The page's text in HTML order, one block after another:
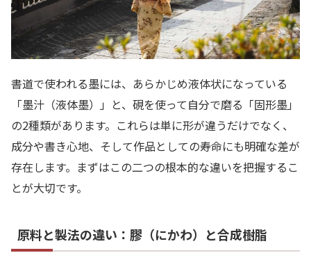
書道で使われる墨には、あらかじめ液体状になっている
「墨汁（液体墨）」と、硯を使って自分で磨る「固形墨」
の2種類があります。これらは単に形が違うだけでなく、
成分や書き心地、そして作品としての寿命にも明確な差が
存在します。まずはこの二つの根本的な違いを把握するこ
とが大切です。
原料と製法の違い：膠（にかわ）と合成樹脂